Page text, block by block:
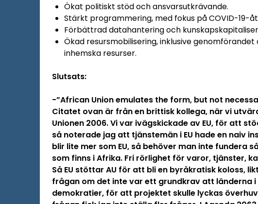
Ökat politiskt stöd och ansvarsutkrävande.
Stärkt programmering, med fokus på COVID-19-
Förbättrad datahantering och
Ökad resursmobilisering, inklusive
inhemska resurser.
Slutsats:
-”African Union emulates the form, but not
Citatet ovan är från en brittisk kollega, när vi
Unionen 2006. Vi var ivägskickade av EU, för att
så noterade jag att tjänstemän i EU hade en naiv
blir lite mer som EU, så behöver man inte fundera
som finns i Afrika. Fri rörlighet för varor, tjänster,
Så EU stöttar AU för att bli en byråkratisk koloss,
frågan om det inte var ett grundkrav att länderna
demokratier, för att projektet skulle lyckas